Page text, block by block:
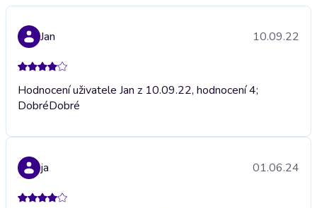
Jan 10.09.22
Hodnocení uživatele Jan z 10.09.22, hodnocení 4;
DobréDobré
ja 01.06.24